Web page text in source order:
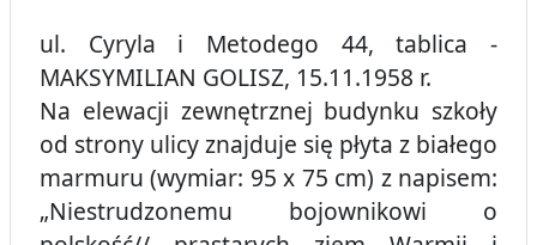
ul. Cyryla i Metodego 44, tablica -
MAKSYMILIAN GOLISZ, 15.11.1958 r.
Na elewacji zewnętrznej budynku szkoły
od strony ulicy znajduje się płyta z białego
marmuru (wymiar: 95 x 75 cm) z napisem:
„Niestrudzonemu bojownikowi o